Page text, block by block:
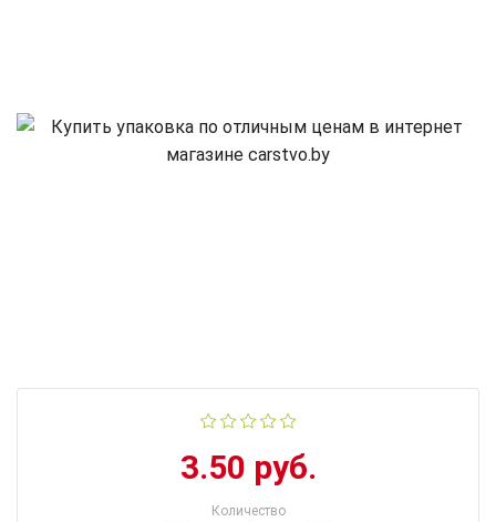
3.50 руб.
Количество